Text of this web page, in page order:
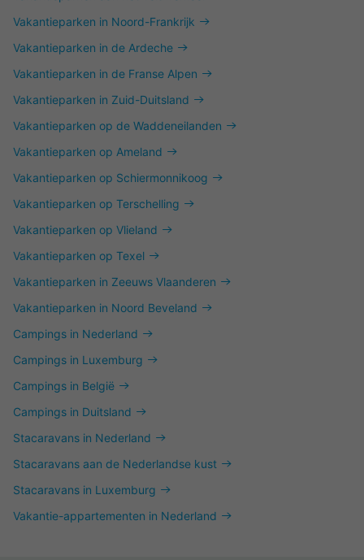
Vakantieparken in Noord-Frankrijk
Vakantieparken in de Ardeche
Vakantieparken in de Franse Alpen
Vakantieparken in Zuid-Duitsland
Vakantieparken op de Waddeneilanden
Vakantieparken op Ameland
Vakantieparken op Schiermonnikoog
Vakantieparken op Terschelling
Vakantieparken op Vlieland
Vakantieparken op Texel
Vakantieparken in Zeeuws Vlaanderen
Vakantieparken in Noord Beveland
Campings in Nederland
Campings in Luxemburg
Campings in België
Campings in Duitsland
Stacaravans in Nederland
Stacaravans aan de Nederlandse kust
Stacaravans in Luxemburg
Vakantie-appartementen in Nederland